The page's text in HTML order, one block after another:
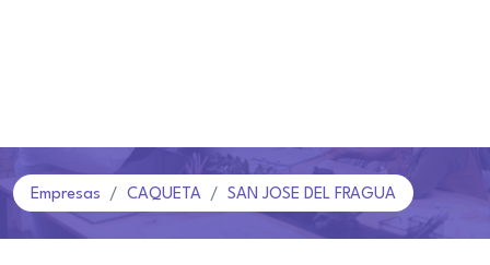
Empresas CAQUETA SAN JOSE DEL FRAGUA